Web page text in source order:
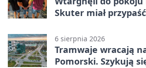
Skuter miał
6 sierpnia 2026
Tramwaje wracają
Pomorski. Szykują